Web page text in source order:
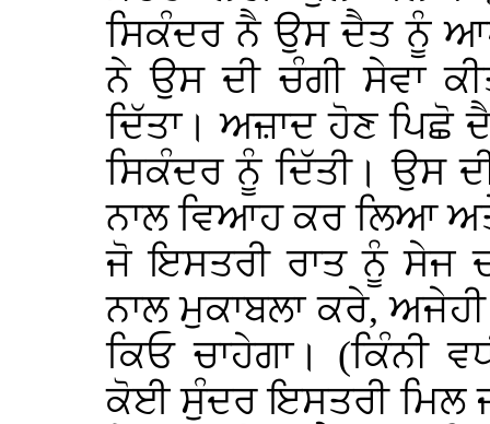
ਸਿਕੰਦਰ ਨੈ ਉਸ ਦੈਤ ਨੂੰ
ਨੇ ਉਸ ਦੀ ਚੰਗੀ ਸੇਵਾ
ਦਿੱਤਾ। ਅਜ਼ਾਦ ਹੋਣ
ਸਿਕੰਦਰ ਨੂੰ ਦਿੱਤੀ। ਉਸ
ਨਾਲ ਵਿਆਹ ਕਰ ਲਿਆ
ਜੋ ਇਸਤਰੀ ਰਾਤ ਨੂੰ ਸੇਜ
ਨਾਲ ਮੁਕਾਬਲਾ ਕਰੇ,
ਕਿਓ ਚਾਹੇਗਾ। (ਕਿੰਨੀ
ਕੋਈ ਸੁੰਦਰ ਇਸਤਰੀ ਮਿਲ